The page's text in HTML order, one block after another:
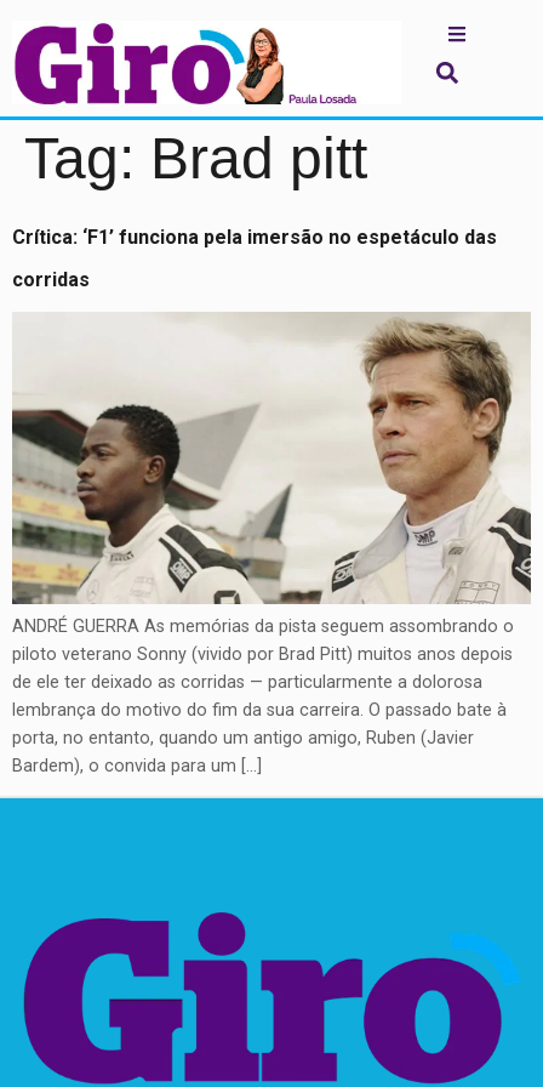
Tag: Brad pitt
Crítica: ‘F1’ funciona pela imersão no espetáculo das
corridas
ANDRÉ GUERRA As memórias da pista seguem assombrando o
piloto veterano Sonny (vivido por Brad Pitt) muitos anos depois
de ele ter deixado as corridas — particularmente a dolorosa
lembrança do motivo do fim da sua carreira. O passado bate à
porta, no entanto, quando um antigo amigo, Ruben (Javier
Bardem), o convida para um […]